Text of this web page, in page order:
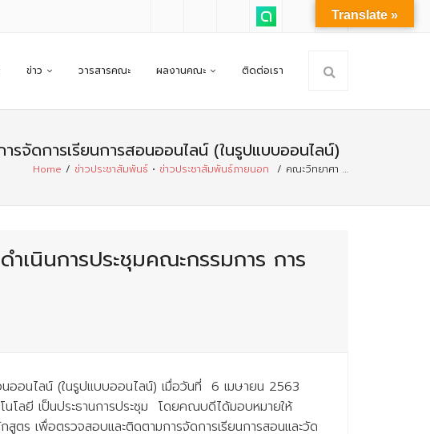
ข่าว วารสารคณะ ผลงานคณะ ติดต่อเรา
จัดการเรียนการสอนออนไลน์ (ในรูปแบบออนไลน์)
Home / ข่าวประชาสัมพันธ์ • ข่าวประชาสัมพันธ์ภายนอก / คณะวิทยาศา …
เนินการประชุมคณะกรรมการ การ
ออนไลน์ (ในรูปแบบออนไลน์) เมื่อวันที่ 6 เมษายน 2563
ลยี เป็นประธานการประชุม โดยคณบดีได้มอบหมายให้
ตร เพื่อตรวจสอบและติดตามการจัดการเรียนการสอนและวัด
Translate »